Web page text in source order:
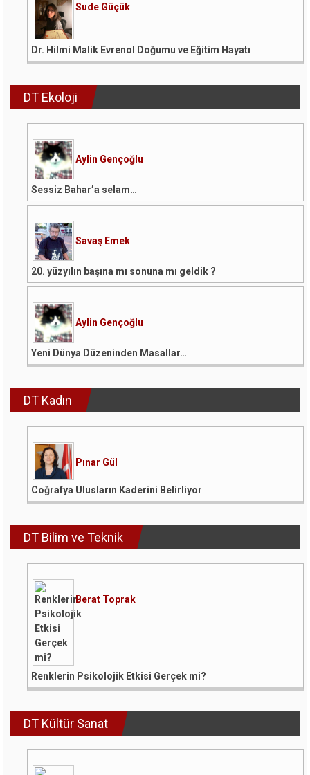
Sude Güçük
Dr. Hilmi Malik Evrenol Doğumu ve Eğitim Hayatı
DT Ekoloji
Aylin Gençoğlu
Sessiz Bahar’a selam…
Savaş Emek
20. yüzyılın başına mı sonuna mı geldik ?
Aylin Gençoğlu
Yeni Dünya Düzeninden Masallar…
DT Kadın
Pınar Gül
Coğrafya Ulusların Kaderini Belirliyor
DT Bilim ve Teknik
Berat Toprak
Renklerin Psikolojik Etkisi Gerçek mi?
DT Kültür Sanat